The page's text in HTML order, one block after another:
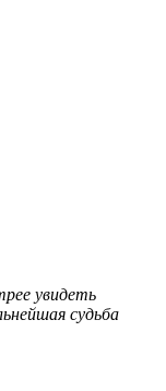
увидеть
судьба